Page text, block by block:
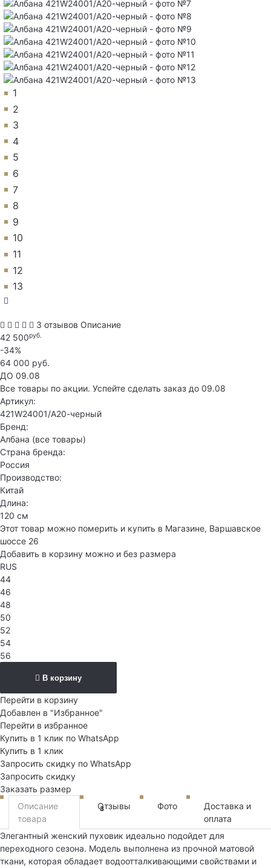
1
2
3
4
5
6
7
8
9
10
11
12
13
3 отзывов Описание
42 500руб.
-34%
64 000 руб.
ДО 09.08
Все товары по акции. Успейте сделать заказ до 09.08
Артикул:
421W24001/А20-черный
Бренд:
Албана (все товары)
Страна бренда:
Россия
Производство:
Китай
Длина:
120 см
Этот товар можно померить и купить в Магазине, Варшавское
шоссе 26
Добавить в корзину можно и без размера
RUS
44
46
48
50
52
54
56
В корзину
Перейти в корзину
Добавлен в "Избранное"
Перейти в избранное
Купить в 1 клик по WhatsApp
Купить в 1 клик
Запросить скидку по WhatsApp
Запросить скидку
Заказать размер
Описание
товара
Отзывы
3 Фото
Доставка и
оплата
Элегантный женский пуховик идеально подойдет для
переходного сезона. Модель выполнена из прочной матовой
ткани, которая обладает водоотталкивающими свойствами и